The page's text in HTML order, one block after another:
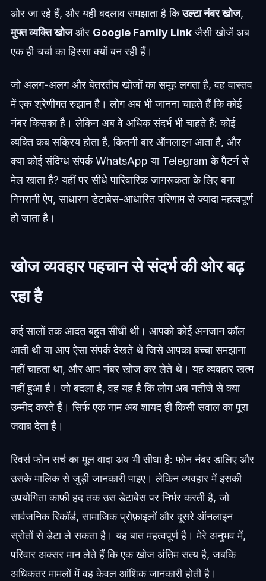
ओर जा रहे हैं, और यही बदलाव समझाता है किउल्टा नंबर खोज,
मुफ्त व्यक्ति खोजऔर Google Family Linkजैसी खोजें अब
एक ही चर्चा का हिस्सा क्यों बन रही हैं।
जो अलग-अलग और बेतरतीब खोजों का समूह लगता है, वह वास्तव
में एक श्रेणीगत रुझान है। लोग अब भी जानना चाहते हैं कि कोई
नंबर किसका है। लेकिन अब वे अधिक संदर्भ भी चाहते हैं: कोई
व्यक्ति कब सक्रिय होता है, कितनी बार ऑनलाइन आता है, और
क्या कोई संदिग्ध संपर्क WhatsApp या Telegram के पैटर्न से
मेल खाता है? यहीं पर सीधे पारिवारिक जागरूकता के लिए बना
निगरानी ऐप, साधारण डेटाबेस-आधारित परिणाम से ज्यादा महत्वपूर्ण
हो जाता है।
खोज व्यवहार पहचान से संदर्भ की ओर बढ़
रहा है
कई सालों तक आदत बहुत सीधी थी। आपको कोई अनजान कॉल
आती थी या आप ऐसा संपर्क देखते थे जिसे आपका बच्चा समझाना
नहीं चाहता था, और आप नंबर खोज कर लेते थे। यह व्यवहार खत्म
नहीं हुआ है। जो बदला है, वह यह है कि लोग अब नतीजे से क्या
उम्मीद करते हैं। सिर्फ एक नाम अब शायद ही किसी सवाल का पूरा
जवाब देता है।
रिवर्स फोन सर्च का मूल वादा अब भी सीधा है: फोन नंबर डालिए और
उसके मालिक से जुड़ी जानकारी पाइए। लेकिन व्यवहार में इसकी
उपयोगिता काफी हद तक उस डेटाबेस पर निर्भर करती है, जो
सार्वजनिक रिकॉर्ड, सामाजिक प्रोफ़ाइलों और दूसरे ऑनलाइन
स्रोतों से डेटा ले सकता है। यह बात महत्वपूर्ण है। मेरे अनुभव में,
परिवार अक्सर मान लेते हैं कि एक खोज अंतिम सत्य है, जबकि
अधिकतर मामलों में वह केवल आंशिक जानकारी होती है।